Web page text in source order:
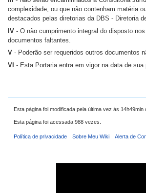
complexidade, ou que não contenham matéria
destacados pelas diretorias da DBS - Diretoria
IV - O não cumprimento integral do disposto
documentos faltantes.
V - Poderão ser requeridos outros documentos
VI - Esta Portaria entra em vigor na data de sua
Esta página foi modificada pela última vez às 14h49min
Esta página foi acessada 988 vezes.
Política de privacidade Sobre Meu Wiki Alerta de